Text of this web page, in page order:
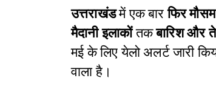
उत्तराखंडमें एक बारफिर
मैदानी इलाकोंतकबारिश और
मई के लिए येलो अलर्ट जारी
वाला है।